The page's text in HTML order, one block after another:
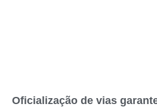
Oficialização de vias